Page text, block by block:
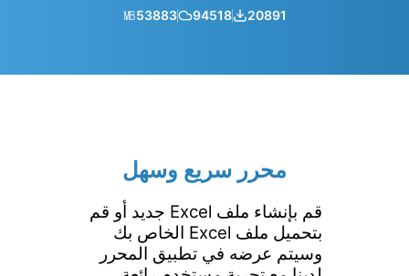
20891
94518
53883
㎆︎
محرر سريع وسهل
قم بإنشاء ملف Excel جديد أو قم
بتحميل ملف Excel الخاص بك
وسيتم عرضه في تطبيق المحرر